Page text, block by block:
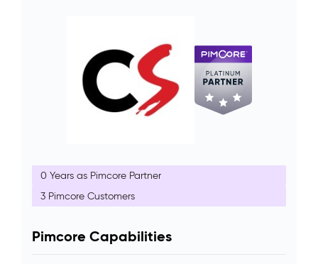
0 Years as Pimcore Partner
3 Pimcore Customers
Pimcore Capabilities